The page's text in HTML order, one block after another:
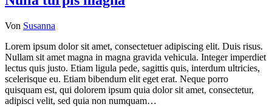
Von Susanna
Lorem ipsum dolor sit amet, consectetuer adipiscing elit. Duis risus.
Nullam sit amet magna in magna gravida vehicula. Integer imperdiet
lectus quis justo. Etiam ligula pede, sagittis quis, interdum ultricies,
scelerisque eu. Etiam bibendum elit eget erat. Neque porro
quisquam est, qui dolorem ipsum quia dolor sit amet, consectetur,
adipisci velit, sed quia non numquam…